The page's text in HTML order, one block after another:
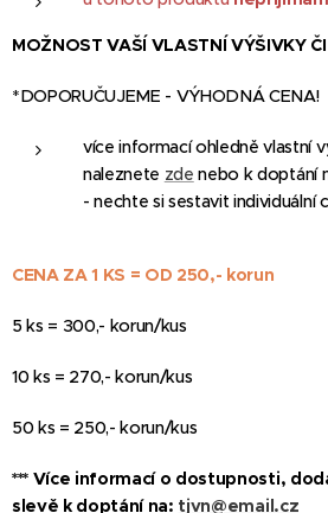
MOŽNOST VAŠÍ VLASTNÍ VÝŠIVKY
*DOPORUČUJEME - VÝHODNÁ CENA!
více informací ohledně vlastní
naleznete zde nebo k doptání
- nechte si sestavit individuální
CENA ZA 1 KS = OD 250,- korun
5 ks = 300,- korun/kus
10 ks = 270,- korun/kus
50 ks = 250,- korun/kus
*** Více informací o dostupnosti,
slevě k doptání na: tjvn@email.cz